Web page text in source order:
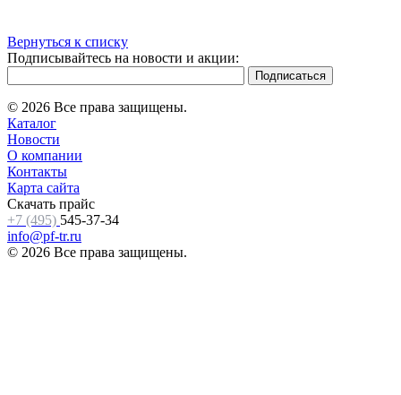
Вернуться к списку
Подписывайтесь на новости и акции:
© 2026 Все права защищены.
Каталог
Новости
О компании
Контакты
Карта сайта
Скачать прайс
+7 (495) 545-37-34
info@pf-tr.ru
© 2026 Все права защищены.